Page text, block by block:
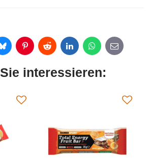
BlueskyPinterestReddit LinkedInWhatsApp
E-
mail
interessieren: